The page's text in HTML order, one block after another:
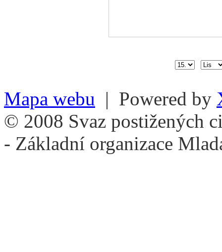
Mapa webu | Powered by
© 2008 Svaz postižených
- Základní organizace